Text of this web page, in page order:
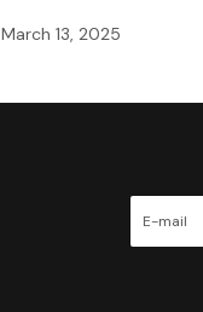
March 13, 2025